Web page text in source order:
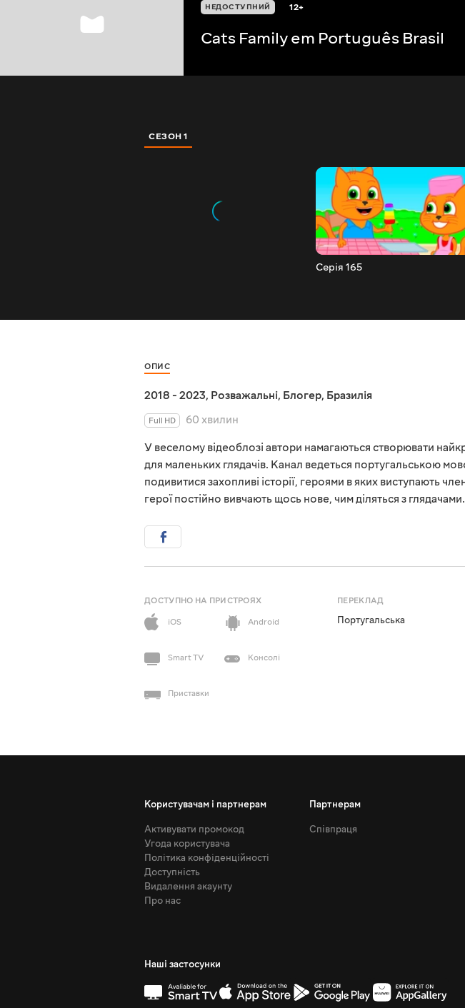
НЕДОСТУПНИЙ 12+
Cats Family em Português Brasil
СЕЗОН 1
Серія 165
ОПИС
2018 - 2023, Розважальні, Блогер, Бразилія
Full HD
60 хвилин
У веселому відеоблозі автори намагаються створювати
для маленьких глядачів. Канал ведеться португальською
подивитися захопливі історії, героями в яких виступають
герої постійно вивчають щось нове, чим діляться з глядачами.
ДОСТУПНО НА ПРИСТРОЯХ
iOS
Android
Smart TV Консолі
Приставки
ПЕРЕКЛАД
Португальська
Користувачам і партнерам
Активувати промокод
Угода користувача
Політика конфіденційності
Доступність
Видалення акаунту
Про нас
Партнерам
Співпраця
Наші застосунки